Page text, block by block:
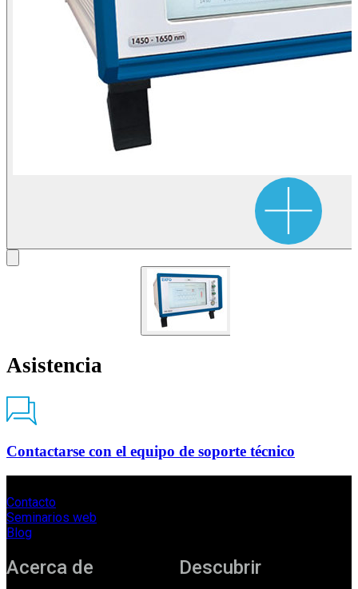
Asistencia
Contactarse con el equipo de soporte técnico
Contacto
Seminarios web
Blog
Acerca de Descubrir